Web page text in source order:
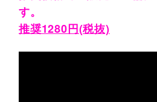
す。
推奨1280円(税抜)